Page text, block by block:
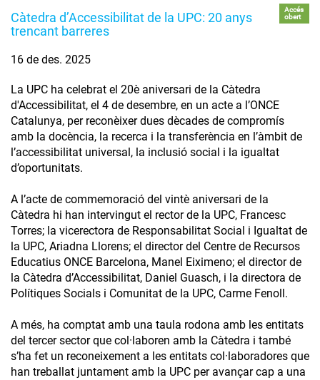
Càtedra d’Accessibilitat de la UPC: 20 anys
trencant barreres
Accés
obert
16 de des. 2025
La UPC ha celebrat el 20è aniversari de la Càtedra
d'Accessibilitat, el 4 de desembre, en un acte a l’ONCE
Catalunya, per reconèixer dues dècades de compromís
amb la docència, la recerca i la transferència en l’àmbit de
l’accessibilitat universal, la inclusió social i la igualtat
d’oportunitats.
A l’acte de commemoració del vintè aniversari de la
Càtedra hi han intervingut el rector de la UPC, Francesc
Torres; la vicerectora de Responsabilitat Social i Igualtat de
la UPC, Ariadna Llorens; el director del Centre de Recursos
Educatius ONCE Barcelona, Manel Eiximeno; el director de
la Càtedra d’Accessibilitat, Daniel Guasch, i la directora de
Polítiques Socials i Comunitat de la UPC, Carme Fenoll.
A més, ha comptat amb una taula rodona amb les entitats
del tercer sector que col·laboren amb la Càtedra i també
s’ha fet un reconeixement a les entitats col·laboradores que
han treballat juntament amb la UPC per avançar cap a una